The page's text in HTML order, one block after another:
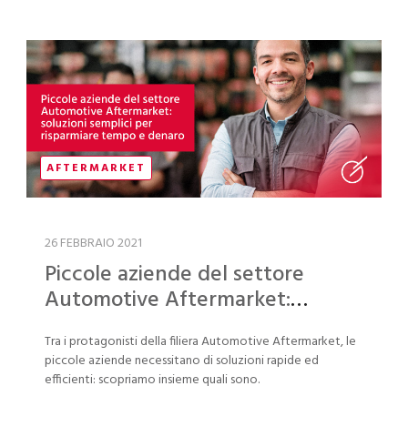
AFTERMARKET
26 FEBBRAIO 2021
Piccole aziende del settore
Automotive Aftermarket:
tempo e denaro
Tra i protagonisti della filiera Automotive Aftermarket, le
piccole aziende necessitano di soluzioni rapide ed
efficienti: scopriamo insieme quali sono.